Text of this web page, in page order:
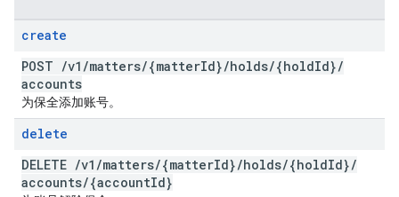
create
POST /v1 /matters/{matterId}/holds/{holdId}/
accounts
为保全添加账号。
delete
DELETE /v1 /matters/{matterId}/holds/{holdId}/
accounts/{accountId}